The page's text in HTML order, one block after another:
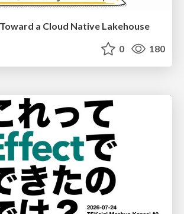
a Cloud Native Lakehouse
0 180